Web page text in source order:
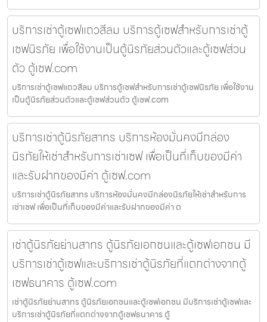
บริการเช่าตู้เซฟแถวสีลม บริการตู้เซฟสำหรับการเช่าตู้
เซฟนิรภัย เพื่อใช้งานเป็นตู้นิรภัยส่วนตัวและตู้เซฟส่วน
ตัว ตู้เซฟ.com
บริการเช่าตู้เซฟแถวสีลม บริการตู้เซฟสำหรับการเช่าตู้เซฟนิรภัย เพื่อใช้งาน
เป็นตู้นิรภัยส่วนตัวและตู้เซฟส่วนตัว ตู้เซฟ.com
บริการเช่าตู้นิรภัยสาทร บริการห้องมั่นคงมีกล่อง
นิรภัยให้เช่าสำหรับการเช่าเซฟ เพื่อเป็นที่เก็บของมีค่า
และรับฝากของมีค่า ตู้เซฟ.com
บริการเช่าตู้นิรภัยสาทร บริการห้องมั่นคงมีกล่องนิรภัยให้เช่าสำหรับการ
เช่าเซฟ เพื่อเป็นที่เก็บของมีค่าและรับฝากของมีค่า ต
เช่าตู้นิรภัยย่านสาทร ตู้นิรภัยเอกชนและตู้เซฟเอกชน มี
บริการเช่าตู้เซฟและบริการเช่าตู้นิรภัยที่แตกต่างจากตู้
เซฟธนาคาร ตู้เซฟ.com
เช่าตู้นิรภัยย่านสาทร ตู้นิรภัยเอกชนและตู้เซฟเอกชน มีบริการเช่าตู้เซฟและ
บริการเช่าตู้นิรภัยที่แตกต่างจากตู้เซฟธนาคาร ตู้